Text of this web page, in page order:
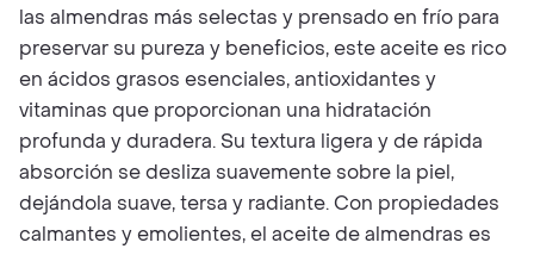
las almendras más selectas y prensado en frío para
preservar su pureza y beneficios, este aceite es rico
en ácidos grasos esenciales, antioxidantes y
vitaminas que proporcionan una hidratación
profunda y duradera. Su textura ligera y de rápida
absorción se desliza suavemente sobre la piel,
dejándola suave, tersa y radiante. Con propiedades
calmantes y emolientes, el aceite de almendras es